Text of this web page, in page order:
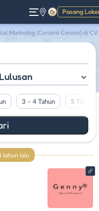
Pasang
Gelap
(Content Creator) di CV. Mitra Karya
Lulusan
3 – 4 Tahun 5 Tahun
tahun lalu